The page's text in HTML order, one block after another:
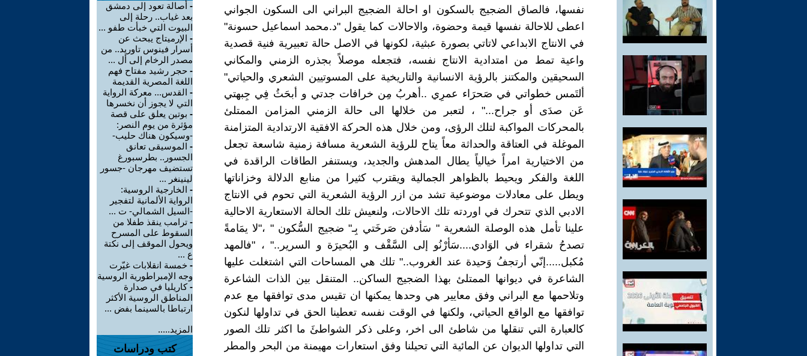
نفسها، فالصاق الضجيج بالسكون او احالة الضجيج البراني الى السكون الجواني
اعطى للاحالة نفسها قيمة وحضوة، والاحالات كما يقول "د.محمد اسماعيل حسونة"
في الانتاج الابداعي لاتاتي بصورة عبثية، لكونها في الاصل حالة تعبيرية فنية قصدية
واعية تمط من امتدادية الانتاج نفسه، فتجعله موصلاً بجذره الزمني والمكاني
السحيقين والمكتنز بالرؤية الانسانية والتاريخية على المسوتيين الشعري والحياتي"
ألتَمس خطواتي في صَحرَاء عمرِي ..أهربُ مِن خرافات جدتي و أبحَثُ فِي جِبهتي
عَن صدَى أو جراح..." ، لتعبر من خلالها الى حالة الزمني المزامن الممتلئ
بالمحركات المواكبة لتلك الرؤى، ومن خلال هذه الحركة الافقية الارتدادية المتزامنة
الموغلة في العتاقة والحداثة معاً يتاح للرؤية الشعرية مسافة زمنية شاسعة تجعل
من الاختيارية امراً خيالياً يطال المدهش والجديد، ويستنفر الطاقات الراقدة في
اللغة والفكر ويحيط بالظواهر الجمالية ويقترب كثيرا من منابع الدلالة وخزاناتها
ويطل على معادلات موضوعية تشد من ازر الرؤية الشعرية التي تحوم في الانتاج
الادبي الذي تتحرك في اوردته تلك الاحالات، ولنعيش تلك الحالة الاستعارية الاحالية
علينا تأمل هذه الوصلة الشعرية " سَأدفن صَرخَتي بِـ" ضجيج السُّكون " ،"لا يمَامةً
تصدحُ شقراء في الوَادي....سَأرْنُو إلى السَّقْف و البُحيرَة و السرير.." ، "فالمهد
مُكبل.....إنّي أرتجفُ وَحيدة عند الغروب.." تلك هي المساحات التي اشتغلت عليها
الشاعرة في ديوانها الممتلئ بهذا الضجيج الساكن.. المتنقل بين الذات الشاعرة
وتلاحمها مع البراني وفق معايير هي وحدها يمكنها ان تقيس مدى توافقها مع عدم
توافقها مع الواقع الحياتي، ولكنها في الوقت نفسه تعطينا الحق في تداولها لنكون
كالعبارة التي تنقلها من شاطئ الى اخر، وعلى ذكر الشواطئَ ما اكثر تلك الصور
التي تداولها الديوان عن المائية التي تحيلنا وفق استعارات مهيمنة من البحر والمطر
- أصالة تعود إلى دمشق
بعد غياب.. رحلة إلى
البيوت التي خبأت طفو ...
- الإرميتاج يبحث عن
أسرار فينوس تاوريد.. من
مصدر الرخام إلى أل ...
- حجر رشيد مفتاح فهم
اللغة المصرية القديمة
- القدس... معركة الرواية
التي لا يجوز أن نخسرها
- بوتين يعلق على قصة
مؤثرة من يوم النصر:
-وسيكون هناك حليب-
- الموسيقى تعانق
الجسور.. بطرسبورغ
تستضيف مهرجان -جسور
لينينغر ...
- الخارجية الروسية:
الرواية الألمانية لتفجير
-السيل الشمالي- ت ...
- ترامب ينقذ طفلا من
السقوط على المسرح
ويحول الموقف إلى نكتة
ع ...
- خمسة انقلابات غيّرت
وجه الإمبراطورية الروسية
-كاريليا في صدارة
المناطق الروسية الأكثر
ارتباطا بالسينما بفض ...
المزيد.....
كتب ودراسات